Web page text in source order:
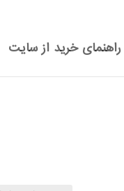
راهنمای خرید از سایت